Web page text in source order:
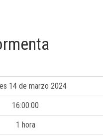
14 de marzo 2024
16:00:00
1 hora